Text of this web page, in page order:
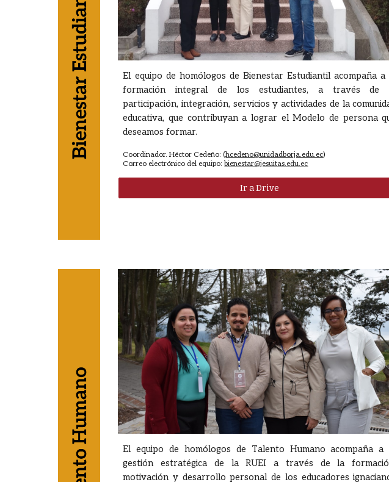
El equipo de homólogos de Bienestar Estudiantil acompaña a
formación integral de los estudiantes, a través de
participación, integración, servicios y actividades de la
educativa, que contribuyan a lograr el Modelo de persona
deseamos formar.
Coordinador. Héctor Cedeño: (hcedeno@unidadborja.edu.ec)
Correo electrónico del equipo:bienestar@jesuitas.edu.ec
Ir a Drive
El equipo de homólogos de Talento Humano acompaña a
gestión estratégica de la RUEI a través de la
motivación y desarrollo personal de los educadores